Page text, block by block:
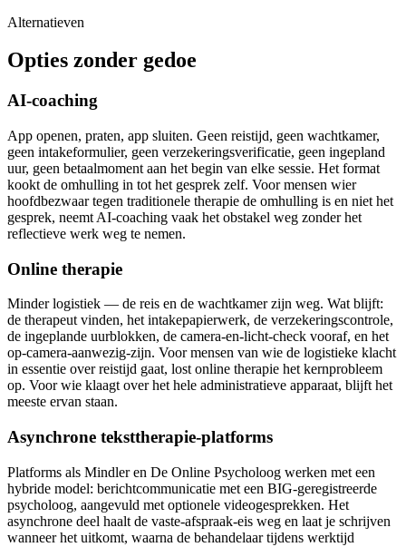
Alternatieven
Opties zonder gedoe
AI-coaching
App openen, praten, app sluiten. Geen reistijd, geen wachtkamer,
geen intakeformulier, geen verzekeringsverificatie, geen ingepland
uur, geen betaalmoment aan het begin van elke sessie. Het format
kookt de omhulling in tot het gesprek zelf. Voor mensen wier
hoofdbezwaar tegen traditionele therapie de omhulling is en niet het
gesprek, neemt AI-coaching vaak het obstakel weg zonder het
reflectieve werk weg te nemen.
Online therapie
Minder logistiek — de reis en de wachtkamer zijn weg. Wat blijft:
de therapeut vinden, het intakepapierwerk, de verzekeringscontrole,
de ingeplande uurblokken, de camera-en-licht-check vooraf, en het
op-camera-aanwezig-zijn. Voor mensen van wie de logistieke klacht
in essentie over reistijd gaat, lost online therapie het kernprobleem
op. Voor wie klaagt over het hele administratieve apparaat, blijft het
meeste ervan staan.
Asynchrone teksttherapie-platforms
Platforms als Mindler en De Online Psycholoog werken met een
hybride model: berichtcommunicatie met een BIG-geregistreerde
psycholoog, aangevuld met optionele videogesprekken. Het
asynchrone deel haalt de vaste-afspraak-eis weg en laat je schrijven
wanneer het uitkomt, waarna de behandelaar tijdens werktijd